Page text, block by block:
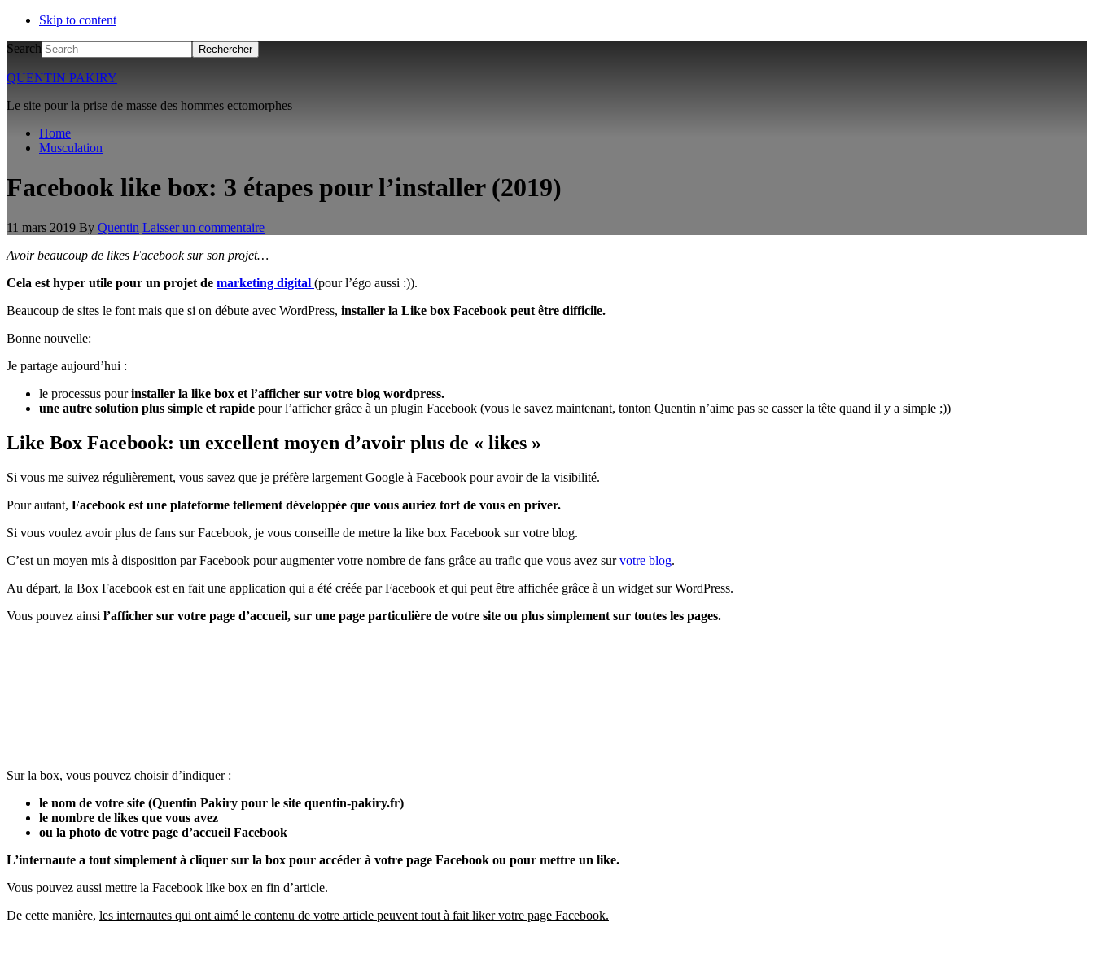
Skip to content
Search
QUENTIN PAKIRY
Le site pour la prise de masse des hommes ectomorphes
Home
Musculation
Facebook like box: 3 étapes pour l’installer (2019)
11 mars 2019 By Quentin Laisser un commentaire
Avoir beaucoup de likes Facebook sur son projet…
Cela est hyper utile pour un projet de marketing digital (pour l’égo aussi :)).
Beaucoup de sites le font mais que si on débute avec WordPress, installer la Like box Facebook peut être difficile.
Bonne nouvelle:
Je partage aujourd’hui :
le processus pourinstaller la like box et l’afficher sur votre blog wordpress.
une autre solution plus simple et rapide pour l’afficher grâce à un plugin Facebook (vous le savez maintenant, tonton Quentin n’aime pas se casser la tête quand il y a simple ;))
Like Box Facebook: un excellent moyen d’avoir plus de « likes »
Si vous me suivez régulièrement, vous savez que je préfère largement Google à Facebook pour avoir de la visibilité.
Pour autant, Facebook est une plateforme tellement développée que vous auriez tort de vous en priver.
Si vous voulez avoir plus de fans sur Facebook, je vous conseille de mettre la like box Facebook sur votre blog.
C’est un moyen mis à disposition par Facebook pour augmenter votre nombre de fans grâce au trafic que vous avez survotre blog.
Au départ, la Box Facebook est en fait une application qui a été créée par Facebook et qui peut être affichée grâce à un widget sur WordPress.
Vous pouvez ainsi l’afficher sur votre page d’accueil, sur une page particulière de votre site ou plus simplement sur toutes les pages.
Sur la box, vous pouvez choisir d’indiquer :
le nom de votre site (Quentin Pakiry pour le site quentin-pakiry.fr)
le nombre de likes que vous avez
ou la photo de votre page d’accueil Facebook
L’internaute a tout simplement à cliquer sur la box pour accéder à votre page Facebook ou pour mettre un like.
Vous pouvez aussi mettre la Facebook like box en fin d’article.
De cette manière, les internautes qui ont aimé le contenu de votre article peuvent tout à fait liker votre page Facebook.